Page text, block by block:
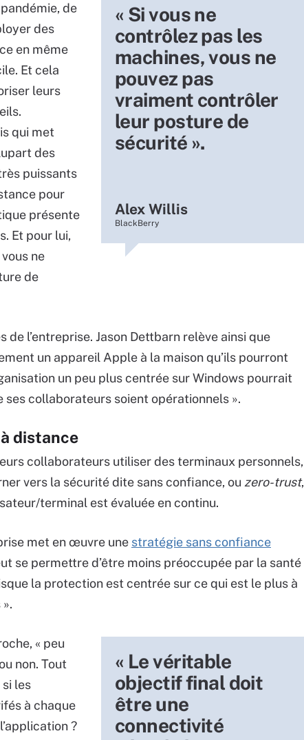
« Si vous ne
contrôlez pas les
machines, vous ne
pouvez pas
vraiment contrôler
leur posture de
sécurité ».
Alex Willis
BlackBerry
de
des
en même
Et cela
leurs
qui met
des
puissants
pour
présente
Et pour lui,
ne
de
de l’entreprise. Jason Dettbarn relève ainsi que
un appareil Apple à la maison qu’ils pourront
un peu plus centrée sur Windows pourrait
ses collaborateurs soient opérationnels ».
distance
collaborateurs utiliser des terminaux personnels,
vers la sécurité dite sans confiance, ou zero-trust,
terminal est évaluée en continu.
met en œuvre une stratégie sans confiance
se permettre d’être moins préoccupée par la santé
la protection est centrée sur ce qui est le plus à
« Le véritable
objectif final doit
être une
connectivité
« peu
non. Tout
les
à chaque
?